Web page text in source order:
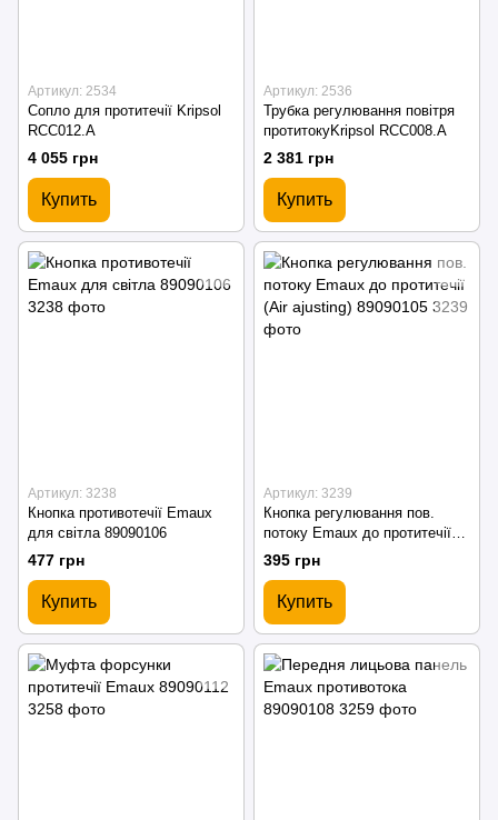
Артикул: 2534
Сопло для протитечії Kripsol
RCC012.A
4 055 грн
Купить
Артикул: 2536
Трубка регулювання повітря
протитокуKripsol RCC008.A
2 381 грн
Купить
Артикул: 3238
Кнопка противотечії Emaux
для світла 89090106
477 грн
Купить
Артикул: 3239
Кнопка регулювання пов.
потоку Emaux до протитечії
(Air ajusting) 89090105
395 грн
Купить